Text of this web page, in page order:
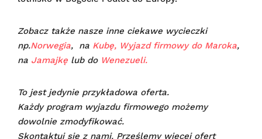
Zobacz także nasze inne ciekawe wycieczki
np.Norwegia, na Kubę, Wyjazd firmowy do Maroka,
na Jamajkę lub do Wenezueli.
To jest jedynie przykładowa oferta.
Każdy program wyjazdu firmowego możemy
dowolnie zmodyfikować.
Skontaktuj się z nami. Prześlemy więcej ofert